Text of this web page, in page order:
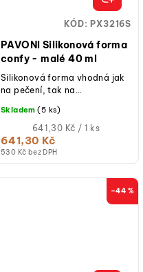
PAVONI Silikonová forma
confy - malé 40 ml
530 Kč bez DPH
641,30 Kč
Měrná
cena:
641,30 Kč / 1 ks
Skladem (5 ks)
Silikonová forma vhodná jak
na pečení, tak na
KÓD: PX3216S
–44 %